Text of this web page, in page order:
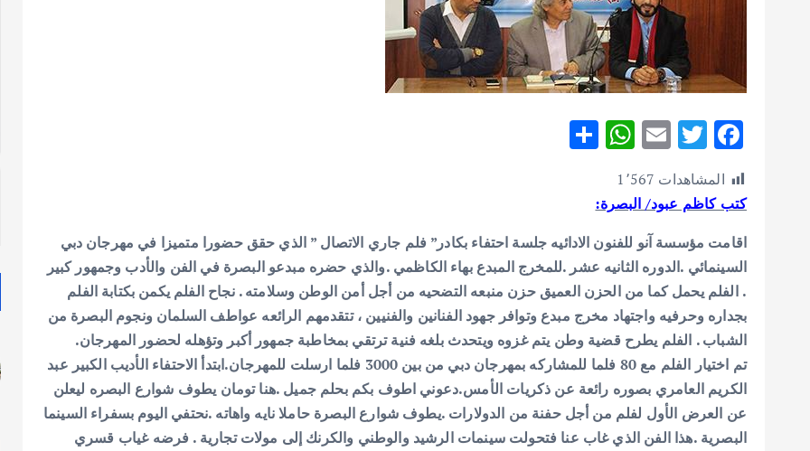
F
ac
e
b
o
o
k
T
w
it
te
r
E
m
ai
l
W
at
s
A
p
p
المشاهدات 1٬567
كتب كاظم عبود/ البصرة:
اقامت مؤسسة آنو للفنون الادائيه جلسة احتفاء بكادر” فلم جاري الاتصال ” الذي حقق حضورا متميزا في مهرجان دبي
السينمائي .الدوره الثانيه عشر .للمخرج المبدع بهاء الكاظمي .والذي حضره مبدعو البصرة في الفن والأدب وجمهور كبير
.الفلم يحمل كما من الحزن العميق حزن منبعه التضحيه من أجل أمن الوطن وسلامته . نجاح الفلم يكمن بكتابة الفلم
بجداره وحرفيه واجتهاد مخرج مبدع وتوافر جهود الفنانين والفنيين ، تتقدمهم الرائعه عواطف السلمان ونجوم البصرة من
الشباب . الفلم يطرح قضية وطن يتم غزوه ويتحدث بلغه فنية ترتقي بمخاطبة جمهور أكبر وتؤهله لحضور المهرجان.
تم اختيار الفلم مع 80 فلما للمشاركه بمهرجان دبي من بين 3000 فلما ارسلت للمهرجان.ابتدأ الاحتفاء الأديب الكبير عبد
الكريم العامري بصوره رائعة عن ذكريات الأمس.دعوني اطوف بكم بحلم جميل .هنا تومان يطوف شوارع البصره ليعلن
عن العرض الأول لفلم من أجل حفنة من الدولارات .يطوف شوارع البصرة حاملا نايه واهاته .نحتفي اليوم بسفراء السينما
البصرية .هذا الفن الذي غاب عنا فتحولت سينمات الرشيد والوطني والكرنك إلى مولات تجارية . فرضه غياب قسري